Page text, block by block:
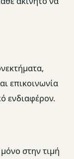
επικοινωνία
ενδιαφέρον.
στην τιμή